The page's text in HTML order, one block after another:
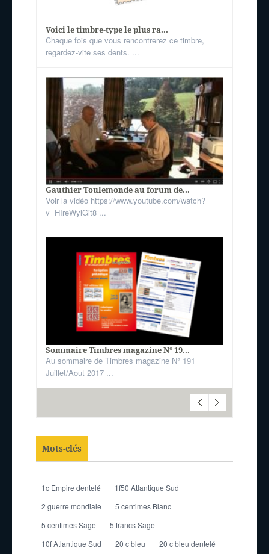
Voici le timbre-type le plus ra...
Chaque fois que vous rencontrerez ce timbre,
regardez-vite ses dents. ...
Gauthier Toulemonde au forum de...
Voir la vidéo https://www.youtube.com/watch?
v=HIreWylGit8 ...
Sommaire Timbres magazine N° 19...
Au sommaire de Timbres magazine N° 191
Juillet/Aout 2017 ...
Mots-clés
1c Empire dentelé
1f50 Atlantique Sud
2 guerre mondiale
5 centimes Blanc
5 centimes Sage
5 francs Sage
10f Atlantique Sud
20 c bleu 20 c bleu dentelé